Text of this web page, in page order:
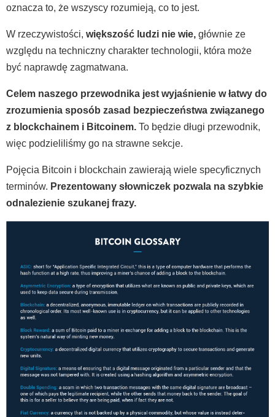
oznacza to, że wszyscy rozumieją, co to jest.
W rzeczywistości, większość ludzi nie wie, głównie ze
względu na techniczny charakter technologii, która może
być naprawdę zagmatwana.
Celem naszego przewodnika jest wyjaśnienie w łatwy do
zrozumienia sposób zasad bezpieczeństwa związanego
z blockchainem i Bitcoinem. To będzie długi przewodnik,
więc podzieliliśmy go na strawne sekcje.
Pojęcia Bitcoin i blockchain zawierają wiele specyficznych
terminów. Prezentowany słowniczek pozwala na szybkie
odnalezienie szukanej frazy.